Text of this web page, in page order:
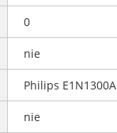
0
nie
Philips E1N1300A
nie